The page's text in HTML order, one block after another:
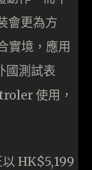
會更為方
實境，應用
國測試表
使用，
HK$5,199